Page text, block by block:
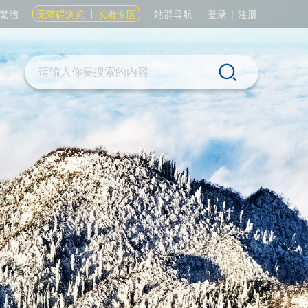
繁體 无障碍浏览 长者专区 站群导航 登录 | 注册